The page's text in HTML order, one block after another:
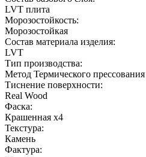
LVT плита
Морозостойкость:
Морозостойкая
Состав материала изделия:
LVT
Тип производства:
Метод Термического прессования
Тиснение поверхности:
Real Wood
Фаска:
Крашенная х4
Текстура:
Камень
Фактура: